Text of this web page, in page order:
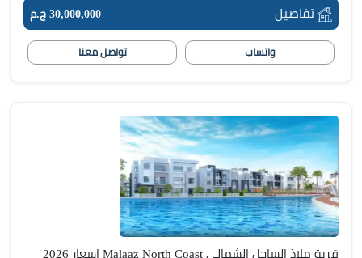
تفاصيل 30,000,000 ج.م
واتساب تواصل معنا
قرية ملاذ الساحل الشمالي Malaaz North Coast اسعار 2026